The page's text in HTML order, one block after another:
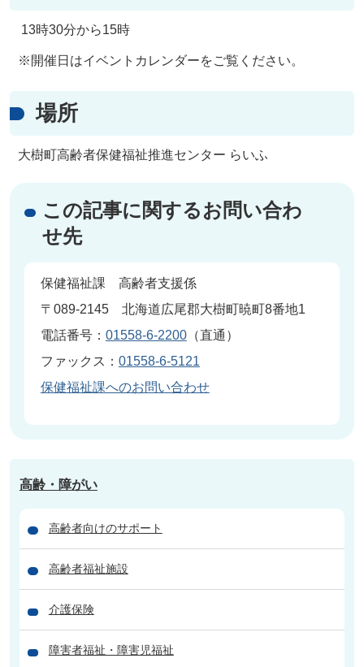
13時30分から15時
※開催日はイベントカレンダーをご覧ください。
場所
大樹町高齢者保健福祉推進センター らいふ
この記事に関するお問い合わ
せ先
保健福祉課 高齢者支援係
〒089-2145 北海道広尾郡大樹町暁町8番地1
電話番号： 01558-6-2200（直通）
ファックス： 01558-6-5121
保健福祉課へのお問い合わせ
高齢・障がい
高齢者向けのサポート
高齢者福祉施設
介護保険
障害者福祉・障害児福祉